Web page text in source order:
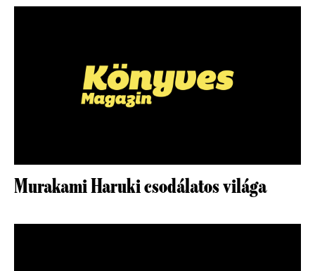
Murakami Haruki csodálatos világa